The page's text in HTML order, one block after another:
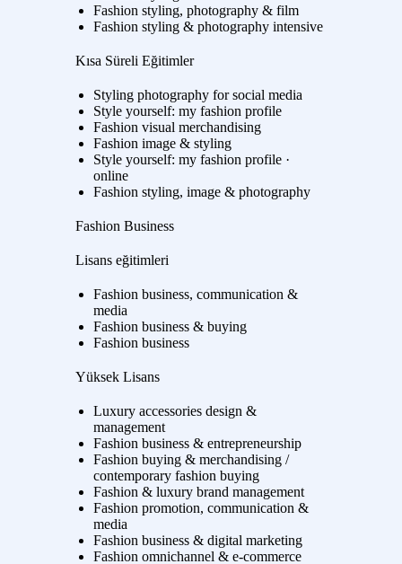
Fashion styling, photography & film
Fashion styling & photography intensive
Kısa Süreli Eğitimler
Styling photography for social media
Style yourself: my fashion profile
Fashion visual merchandising
Fashion image & styling
Style yourself: my fashion profile ·
online
Fashion styling, image & photography
Fashion Business
Lisans eğitimleri
Fashion business, communication &
media
Fashion business & buying
Fashion business
Yüksek Lisans
Luxury accessories design &
management
Fashion business & entrepreneurship
Fashion buying & merchandising /
contemporary fashion buying
Fashion & luxury brand management
Fashion promotion, communication &
media
Fashion business & digital marketing
Fashion omnichannel & e-commerce